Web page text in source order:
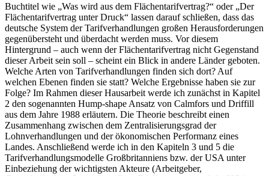
Buchtitel wie „Was wird aus dem Flächentarifvertrag?“ oder „Der
Flächentarifvertrag unter Druck“ lassen darauf schließen, dass das
deutsche System der Tarifverhandlungen großen Herausforderungen
gegenübersteht und überdacht werden muss. Vor diesem
Hintergrund – auch wenn der Flächentarifvertrag nicht Gegenstand
dieser Arbeit sein soll – scheint ein Blick in andere Länder geboten.
Welche Arten von Tarifverhandlungen finden sich dort? Auf
welchen Ebenen finden sie statt? Welche Ergebnisse haben sie zur
Folge? Im Rahmen dieser Hausarbeit werde ich zunächst in Kapitel
2 den sogenannten Hump-shape Ansatz von Calmfors und Driffill
aus dem Jahre 1988 erläutern. Die Theorie beschreibt einen
Zusammenhang zwischen dem Zentralisierungsgrad der
Lohnverhandlungen und der ökonomischen Performanz eines
Landes. Anschließend werde ich in den Kapiteln 3 und 5 die
Tarifverhandlungsmodelle Großbritanniens bzw. der USA unter
Einbeziehung der wichtigsten Akteure (Arbeitgeber,